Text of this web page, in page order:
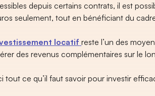
depuis certains contrats, il est
seulement, tout en bénéficiant du
locatif reste l’un des
des revenus complémentaires sur le
tout ce qu’il faut savoir pour investir